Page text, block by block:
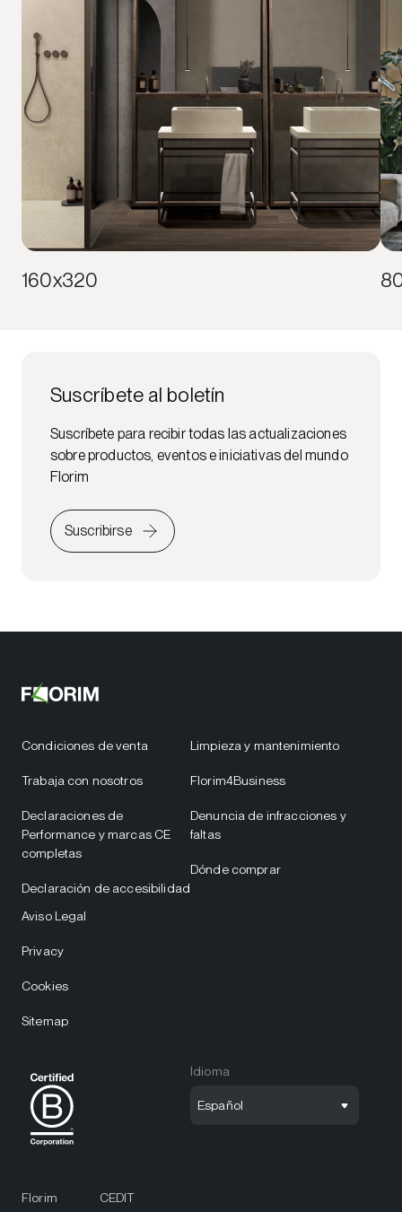
160x320
Suscríbete al boletín
Suscríbete para recibir todas las actualizaciones
sobre productos, eventos e iniciativas del mundo
Florim
Suscribirse
Condiciones de venta
Trabaja con nosotros
Declaraciones de
Performance y marcas CE
completas
Declaración de accesibilidad
Limpieza y mantenimiento
Florim4Business
Denuncia de infracciones y
faltas
Dónde comprar
Aviso Legal
Privacy
Cookies
Sitemap
Idioma
Español
Florim CEDIT